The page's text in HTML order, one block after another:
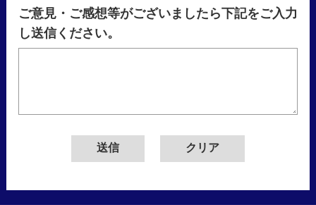
ご意見・ご感想等がございましたら下記をご入力
し送信ください。